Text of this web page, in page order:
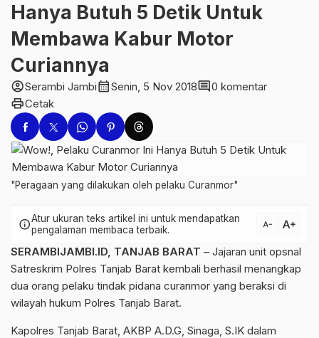
Hanya Butuh 5 Detik Untuk
Membawa Kabur Motor
Curiannya
account_circleSerambi Jambicalendar_monthSenin, 5 Nov 2018comment0 komentar
printCetak
"Peragaan yang dilakukan oleh pelaku Curanmor"
infoAtur ukuran teks artikel ini untuk mendapatkan
pengalaman membaca terbaik.
text_decrease text_increase
SERAMBIJAMBI.ID, TANJAB BARAT – Jajaran unit opsnal
Satreskrim Polres Tanjab Barat kembali berhasil menangkap
dua orang pelaku tindak pidana curanmor yang beraksi di
wilayah hukum Polres Tanjab Barat.
Kapolres Tanjab Barat, AKBP A.D.G, Sinaga, S.IK dalam